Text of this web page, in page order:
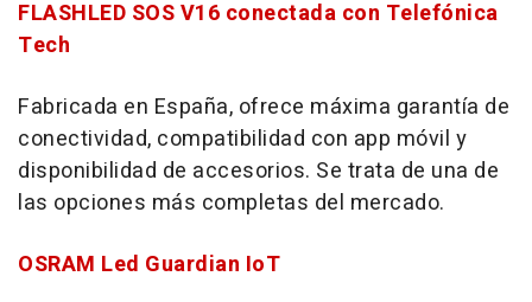
FLASHLED SOS V16 conectada con Telefónica
Tech
Fabricada en España, ofrece máxima garantía de
conectividad, compatibilidad con app móvil y
disponibilidad de accesorios. Se trata de una de
las opciones más completas del mercado.
OSRAM Led Guardian IoT